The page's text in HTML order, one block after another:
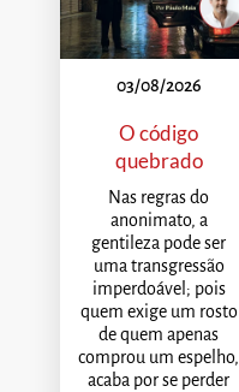
03/08/2026
O código
quebrado
Nas regras do
anonimato, a
gentileza pode ser
uma transgressão
imperdoável; pois
quem exige um rosto
de quem apenas
comprou um espelho,
acaba por se perder